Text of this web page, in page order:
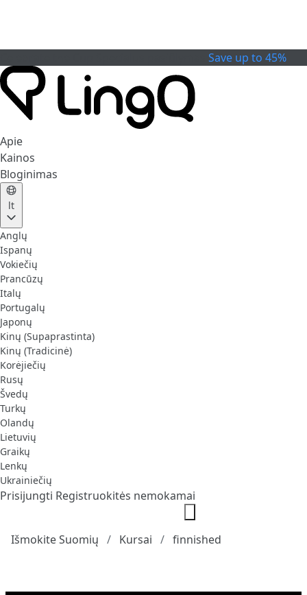
Save up to 45%
Apie
Kainos
Bloginimas
lt
Anglų
Ispanų
Vokiečių
Prancūzų
Italų
Portugalų
Japonų
Kinų (Supaprastinta)
Kinų (Tradicinė)
Korėjiečių
Rusų
Švedų
Turkų
Olandų
Lietuvių
Graikų
Lenkų
Ukrainiečių
Prisijungti Registruokitės nemokamai
Išmokite Suomių Kursai finnished